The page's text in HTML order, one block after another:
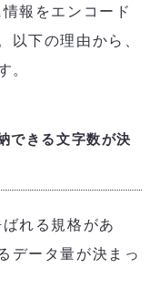
報をエンコード
以下の理由から、
。
できる文字数が決
れる規格があ
データ量が決まっ